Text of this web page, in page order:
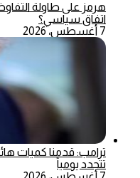
هرمز على طاولة
اتفاق سياسي؟
7 أغسطس، 2026
ترامب: قدمنا كميات
تتجدد يومياً